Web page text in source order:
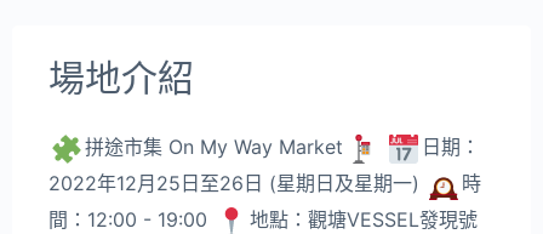
場地介紹
拼途市集 On My Way Market
日期：
2022年12月25日至26日 (星期日及星期一)
時
間：12:00 - 19:00
地點：觀塘VESSEL發現號